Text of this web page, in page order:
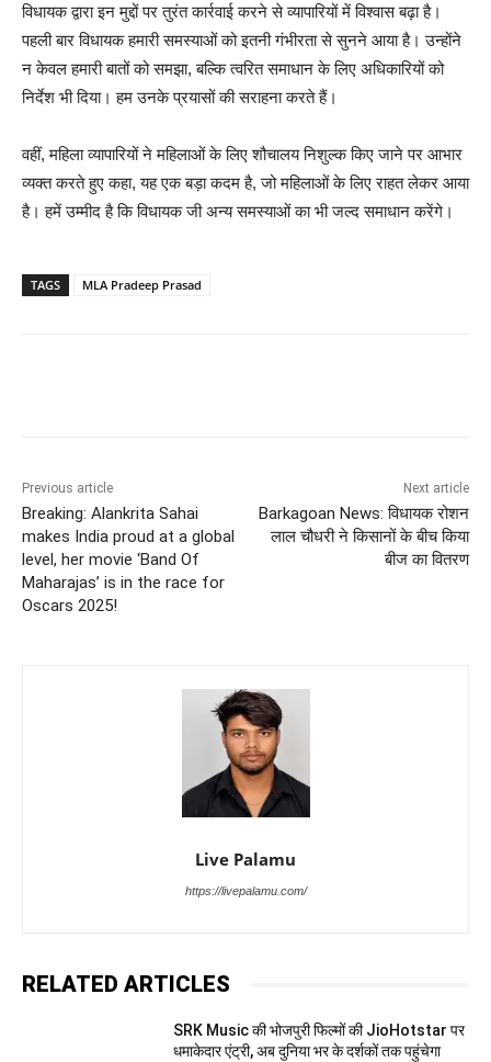
विधायक द्वारा इन मुद्दों पर तुरंत कार्रवाई करने से व्यापारियों में विश्वास बढ़ा है।
पहली बार विधायक हमारी समस्याओं को इतनी गंभीरता से सुनने आया है। उन्होंने
न केवल हमारी बातों को समझा, बल्कि त्वरित समाधान के लिए अधिकारियों को
निर्देश भी दिया। हम उनके प्रयासों की सराहना करते हैं।
वहीं, महिला व्यापारियों ने महिलाओं के लिए शौचालय निशुल्क किए जाने पर आभार
व्यक्त करते हुए कहा, यह एक बड़ा कदम है, जो महिलाओं के लिए राहत लेकर आया
है। हमें उम्मीद है कि विधायक जी अन्य समस्याओं का भी जल्द समाधान करेंगे।
TAGS MLA Pradeep Prasad
Previous article
Breaking: Alankrita Sahai
makes India proud at a global
level, her movie ‘Band Of
Maharajas’ is in the race for
Oscars 2025!
Next article
Barkagoan News: विधायक रोशन
लाल चौधरी ने किसानों के बीच किया
बीज का वितरण
Live Palamu
https://livepalamu.com/
RELATED ARTICLES
SRK Music की भोजपुरी फिल्मों की JioHotstar पर
धमाकेदार एंट्री, अब दुनिया भर के दर्शकों तक पहुंचेगा